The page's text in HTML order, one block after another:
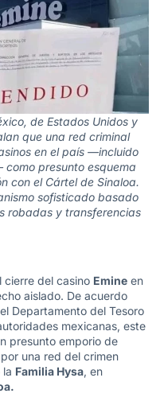
de Estados Unidos y
que una red criminal
en el país —incluido
como presunto esquema
con el Cártel de Sinaloa.
sofisticado basado
robadas y transferencias
cierre del casino Emine en
aislado. De acuerdo
Departamento del Tesoro
mexicanas, este
presunto emporio de
por una red del crimen
Familia Hysa, en
.